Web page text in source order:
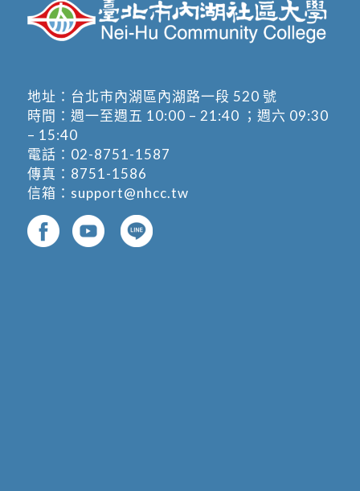
地址： 台北市內湖區內湖路一段 520 號
時間：週一至週五 10:00 – 21:40 ；週六 09:30
– 15:40
電話： 02-8751-1587
傳真：8751-1586
信箱： support@nhcc.tw